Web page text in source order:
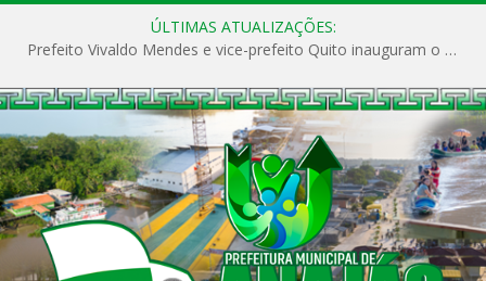
ÚLTIMAS ATUALIZAÇÕES:
Prefeito Vivaldo Mendes e vice-prefeito Quito inauguram o CAPS e fortalecem a saúde pública em Anajás.